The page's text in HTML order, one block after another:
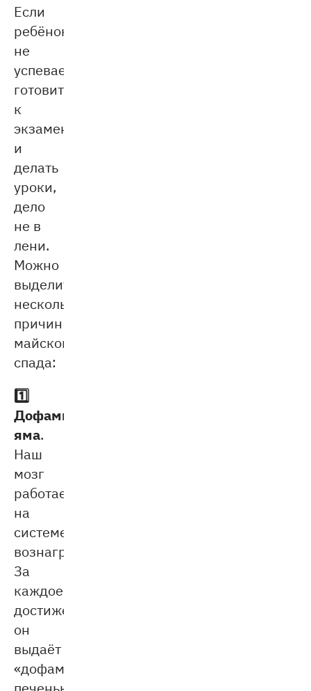
Если
ребёнок
не
успевает
готовиться
к
экзаменам
и
делать
уроки,
дело
не в
лени.
Можно
выделить
несколько
причин
майского
спада:
1️⃣
Дофаминовая
яма.
Наш
мозг
работает
на
системе
вознаграждения.
За
каждое
достижение
он
выдаёт
«дофаминовую
печеньку»